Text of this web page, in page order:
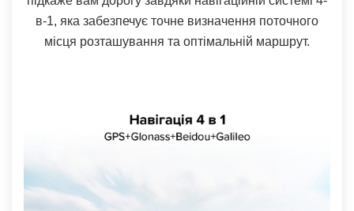
в-1, яка забезпечує точне визначення поточного
місця розташування та оптімальній маршрут.